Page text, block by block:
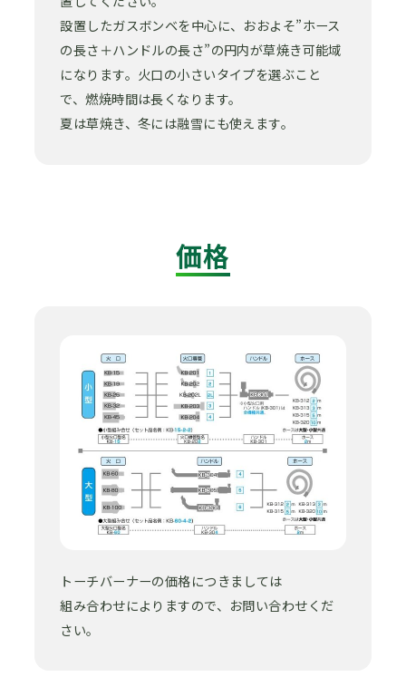
設置したガスボンベを中心に、おおよそ”ホース
の長さ＋ハンドルの長さ”の円内が草焼き可能域
になります。火口の小さいタイプを選ぶこと
で、燃焼時間は長くなります。
夏は草焼き、冬には融雪にも使えます。
価格
トーチバーナーの価格につきましては
組み合わせによりますので、お問い合わせくだ
さい。